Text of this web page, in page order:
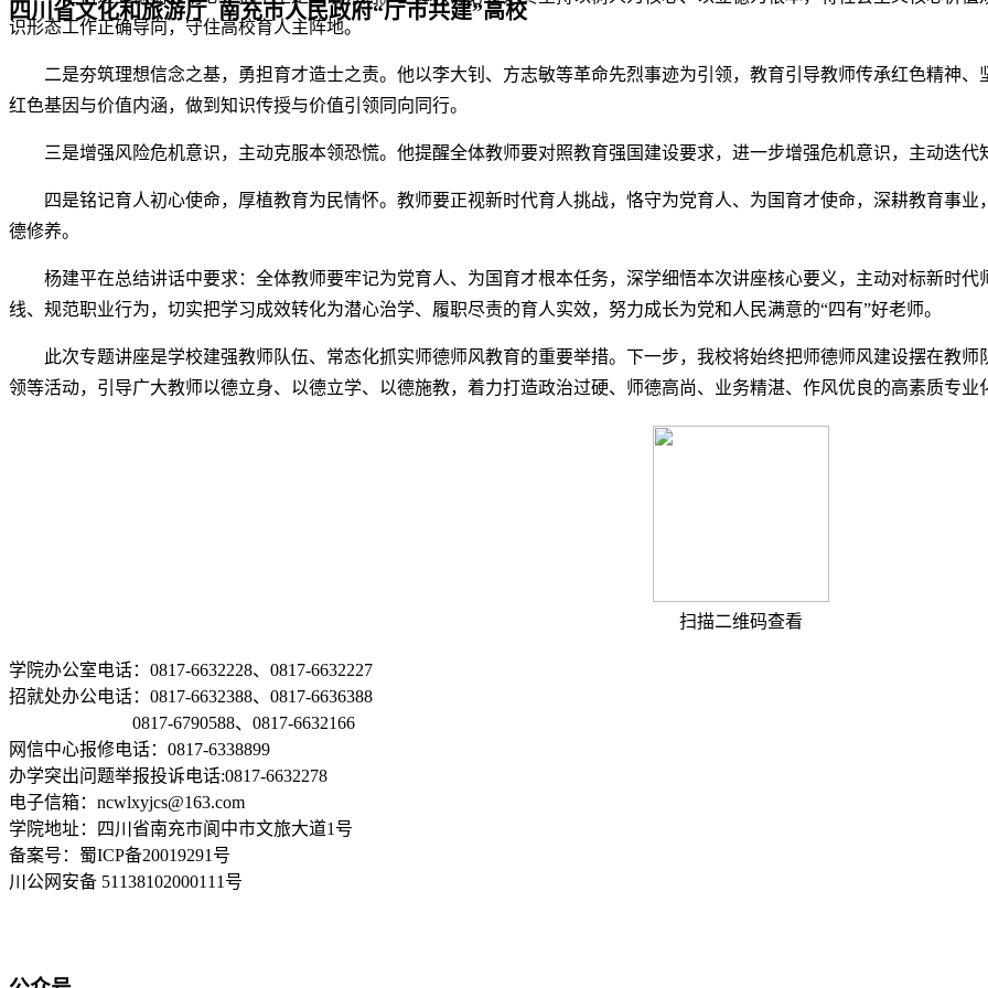
四川省文化和旅游厅 南充市人民政府“厅市共建”高校
识形态工作正确导向，守住高校育人主阵地。
二是夯筑理想信念之基，勇担育才造士之责。他以李大钊、方志敏等革命先烈事迹为引领，教育引导教师传承红色精神
红色基因与价值内涵，做到知识传授与价值引领同向同行。
三是增强风险危机意识，主动克服本领恐慌。他提醒全体教师要对照教育强国建设要求，进一步增强危机意识，主动迭
四是铭记育人初心使命，厚植教育为民情怀。教师要正视新时代育人挑战，恪守为党育人、为国育才使命，深耕教育事
德修养。
杨建平在总结讲话中要求：全体教师要牢记为党育人、为国育才根本任务，深学细悟本次讲座核心要义，主动对标新时
线、规范职业行为，切实把学习成效转化为潜心治学、履职尽责的育人实效，努力成长为党和人民满意的“四有”好老师。
此次专题讲座是学校建强教师队伍、常态化抓实师德师风教育的重要举措。下一步，我校将始终把师德师风建设摆在教
领等活动，引导广大教师以德立身、以德立学、以德施教，着力打造政治过硬、师德高尚、业务精湛、作风优良的高素质专
扫描二维码查看
学院办公室电话：0817-6632228、0817-6632227
招就处办公电话：0817-6632388、0817-6636388
0817-6790588、0817-6632166
网信中心报修电话：0817-6338899
办学突出问题举报投诉电话:0817-6632278
电子信箱：ncwlxyjcs@163.com
学院地址：四川省南充市阆中市文旅大道1号
备案号：蜀ICP备20019291号
川公网安备 51138102000111号